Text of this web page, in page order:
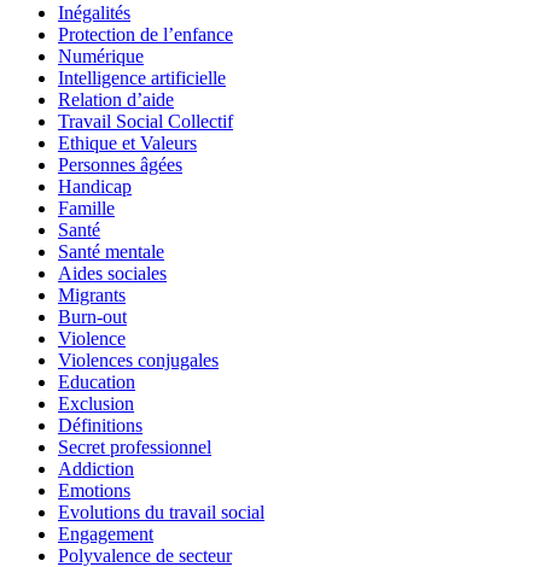
Inégalités
Protection de l’enfance
Numérique
Intelligence artificielle
Relation d’aide
Travail Social Collectif
Ethique et Valeurs
Personnes âgées
Handicap
Famille
Santé
Santé mentale
Aides sociales
Migrants
Burn-out
Violence
Violences conjugales
Education
Exclusion
Définitions
Secret professionnel
Addiction
Emotions
Evolutions du travail social
Engagement
Polyvalence de secteur